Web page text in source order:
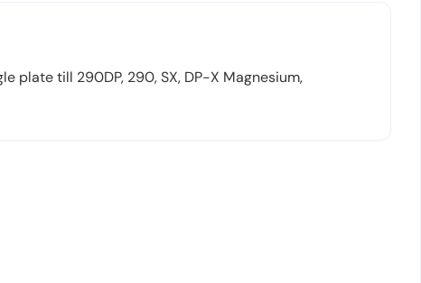
plate till 290DP, 290, SX, DP-X Magnesium,